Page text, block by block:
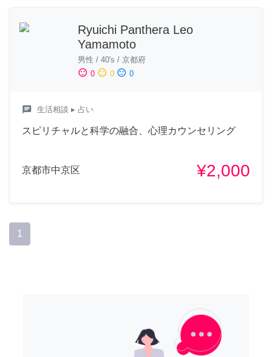
Ryuichi Panthera Leo
Yamamoto
男性 / 40's / 京都府
sentiment_satisfied 0 sentiment_neutral 0 sentiment_dissatisfied 0
chat 生活相談 ▸ 占い
スピリチャルと科学の融合、心理カウンセリング
京都市中京区 ¥2,000
1